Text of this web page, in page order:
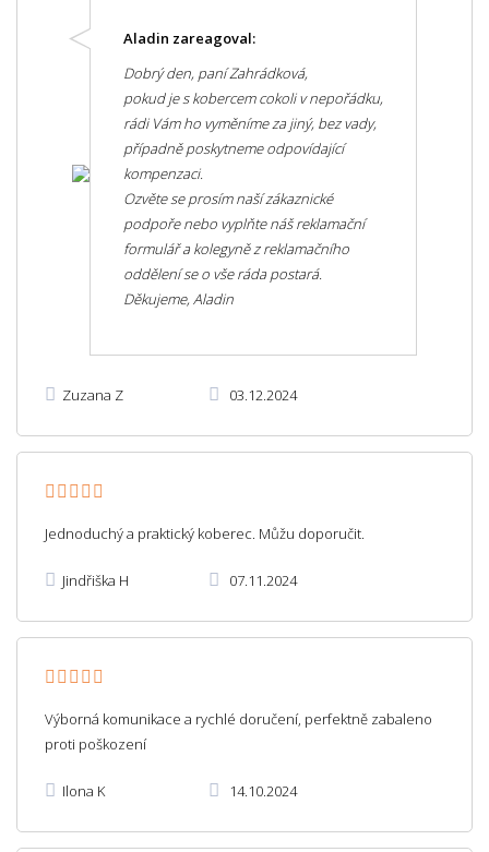
Aladin zareagoval:
Dobrý den, paní Zahrádková,
pokud je s kobercem cokoli v nepořádku,
rádi Vám ho vyměníme za jiný, bez vady,
případně poskytneme odpovídající
kompenzaci.
Ozvěte se prosím naší zákaznické
podpoře nebo vyplňte náš reklamační
formulář a kolegyně z reklamačního
oddělení se o vše ráda postará.
Děkujeme, Aladin
Zuzana Z 03.12.2024
Jednoduchý a praktický koberec. Můžu doporučit.
Jindřiška H 07.11.2024
Výborná komunikace a rychlé doručení, perfektně zabaleno
proti poškození
Ilona K 14.10.2024